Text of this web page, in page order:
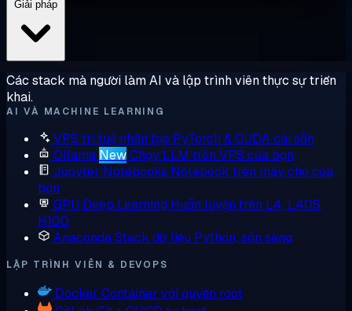
Các stack mà người làm AI và lập trình viên thực sự triển
khai.
AI VÀ MACHINE LEARNING
VPS trí tuệ nhân tạo PyTorch & CUDA cài sẵn
Ollama NewChạy LLM trên VPS của bạn
Jupyter Notebooks Notebook trên máy chủ của
bạn
GPU Deep Learning Huấn luyện trên L4, L40S,
H100
AnacondaStack dữ liệu Python, sẵn sàng
LẬP TRÌNH VIÊN & DEVOPS
Docker Container với quyền root